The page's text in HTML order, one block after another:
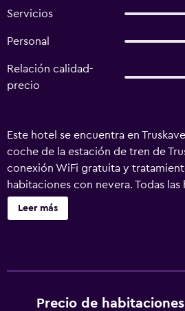
Servicios
Personal
Relación calidad-
precio
Este hotel se encuentra en
coche de la estación de tren de
conexión WiFi gratuita y
habitaciones con nevera. Todas
Medical Centre Hotel están
e incluyen escritorio. Los baños
masajes. El Mariot Medical Centre
Leer más
Precio de